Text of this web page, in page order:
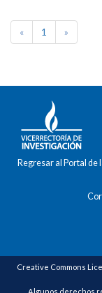
« 1 »
Regresar al Portal de
Creative Commons